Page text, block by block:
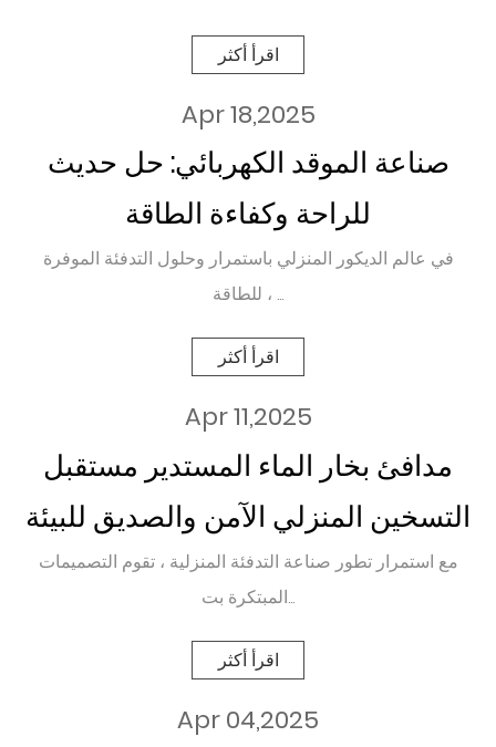
اقرأ أكثر
Apr 18,2025
صناعة الموقد الكهربائي: حل حديث
للراحة وكفاءة الطاقة
في عالم الديكور المنزلي باستمرار وحلول التدفئة الموفرة
للطاقة ، ...
اقرأ أكثر
Apr 11,2025
مدافئ بخار الماء المستدير مستقبل
التسخين المنزلي الآمن والصديق للبيئة
مع استمرار تطور صناعة التدفئة المنزلية ، تقوم التصميمات
المبتكرة بت...
اقرأ أكثر
Apr 04,2025